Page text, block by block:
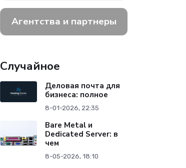
Агентства и партнеры
Случайное
Деловая почта для
бизнеса: полное
8-01-2026, 22:35
Bare Metal и
Dedicated Server: в
чем
8-05-2026, 18:10